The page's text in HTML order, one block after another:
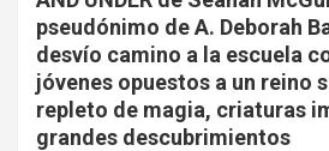
pseudónimo de A. Deborah
desvío camino a la escuela
jóvenes opuestos a un reino
repleto de magia, criaturas
grandes descubrimientos